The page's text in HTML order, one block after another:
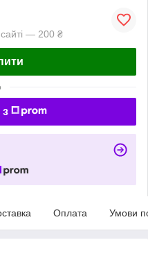
— 200 ₴
з
Оплата Умови